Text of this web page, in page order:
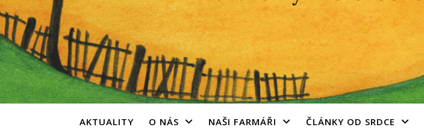
AKTUALITY O NÁS NAŠI FARMÁŘI ČLÁNKY OD SRDCE